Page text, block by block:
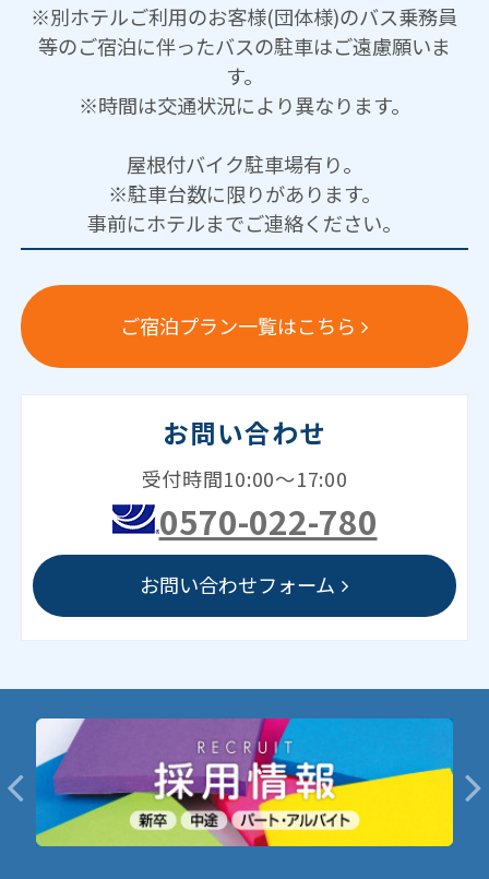
※別ホテルご利用のお客様(団体様)のバス乗務員
等のご宿泊に伴ったバスの駐車はご遠慮願いま
す。
※時間は交通状況により異なります。
屋根付バイク駐車場有り。
※駐車台数に限りがあります。
事前にホテルまでご連絡ください。
ご宿泊プラン一覧はこちら
お問い合わせ
受付時間10:00～17:00
0570-022-780
お問い合わせフォーム